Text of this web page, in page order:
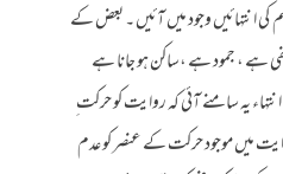
کی انتہائیں وجود میں آئیں ۔ بعض کے
ہے ، جمود ہے ،ساکن ہو جانا ہے
یہ سامنے آئی کہ روایت کو حرکت
میں موجود حرکت کے عنصر کو عدم